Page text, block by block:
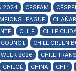
2024 CESFAM
LEAGUE
CHILE CHILE
CHILE GREEN
WEEK 2026
CHILE
CHILOÉ CHINA CHIP